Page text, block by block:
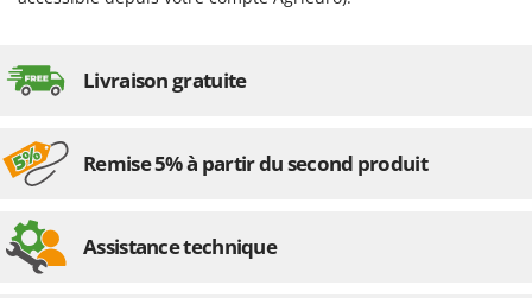
Oriental Koshin
P
Palumbo Pavi
Philips
Livraison gratuite
Remise 5% à partir du second produit
Assistance technique